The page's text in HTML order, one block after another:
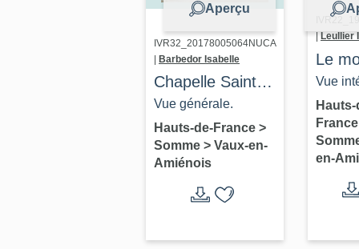
Aperçu
IVR32_20178005064NUCA
| Barbedor Isabelle
Chapelle Saint-
Pierre de
Frémont à Vaux-
en-Amiénois
Vue générale.
Hauts-de-France >
Somme > Vaux-en-
Amiénois
|Leullier
Le
de
Vue
vers le
Hauts-
en-